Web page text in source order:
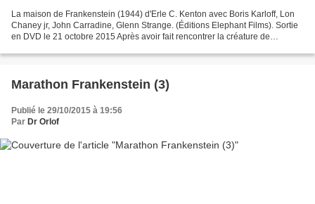
La maison de Frankenstein (1944) d'Erle C. Kenton avec Boris Karloff, Lon
Chaney jr, John Carradine, Glenn Strange. (Éditions Elephant Films). Sortie
en DVD le 21 octobre 2015 Après avoir fait rencontrer la créature de
Marathon Frankenstein (3)
Publié le 29/10/2015 à 19:56
Par Dr Orlof